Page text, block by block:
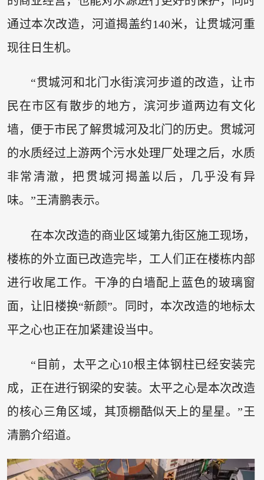
通过本次改造，河道揭盖约140米，让贯城河重
现往日生机。
“贯城河和北门水街滨河步道的改造，让市
民在市区有散步的地方，滨河步道两边有文化
墙，便于市民了解贯城河及北门的历史。贯城河
的水质经过上游两个污水处理厂处理之后，水质
非常清澈，把贯城河揭盖以后，几乎没有异
味。”王清鹏表示。
在本次改造的商业区域第九街区施工现场，
楼栋的外立面已改造完毕，工人们正在楼栋内部
进行收尾工作。干净的白墙配上蓝色的玻璃窗
面，让旧楼换“新颜”。同时，本次改造的地标太
平之心也正在加紧建设当中。
“目前，太平之心10根主体钢柱已经安装完
成，正在进行钢梁的安装。太平之心是本次改造
的核心三角区域，其顶棚酷似天上的星星。”王
清鹏介绍道。